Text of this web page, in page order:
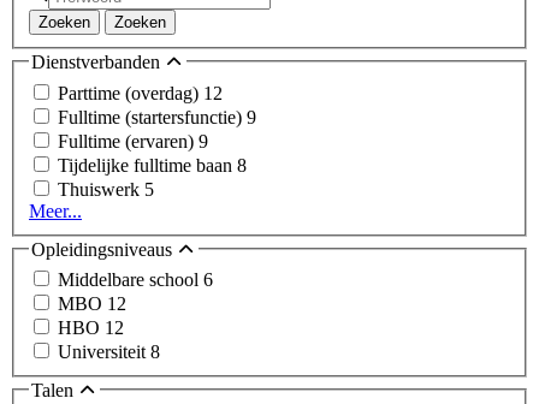
Zoeken Zoeken
Dienstverbanden
Parttime (overdag) 12
Fulltime (startersfunctie) 9
Fulltime (ervaren) 9
Tijdelijke fulltime baan 8
Thuiswerk 5
Meer...
Opleidingsniveaus
Middelbare school 6
MBO 12
HBO 12
Universiteit 8
Talen